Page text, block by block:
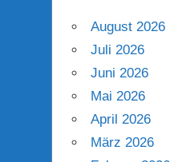
August 2026
Juli 2026
Juni 2026
Mai 2026
April 2026
März 2026